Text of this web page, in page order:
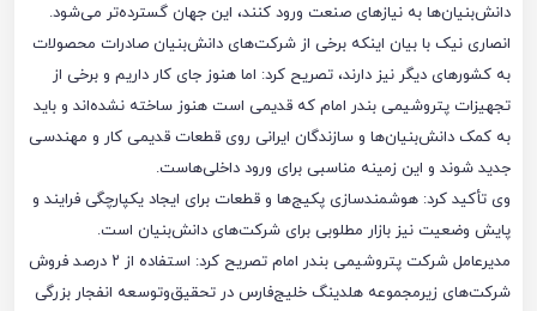
دانش‌بنیان‌ها به نیازهای صنعت ورود کنند، این جهان گسترده‌تر می‌شود.
انصاری نیک با بیان اینکه برخی از شرکت‌های دانش‌بنیان صادرات محصولات
به کشورهای دیگر نیز دارند، تصریح کرد: اما هنوز جای کار داریم و برخی از
تجهیزات پتروشیمی بندر امام که قدیمی است هنوز ساخته نشده‌اند و باید
به کمک دانش‌بنیان‌ها و سازندگان ایرانی روی قطعات قدیمی کار و مهندسی
جدید شوند و این زمینه مناسبی برای ورود داخلی‌هاست.
وی تأکید کرد: هوشمندسازی پکیج‌ها و قطعات برای ایجاد یکپارچگی فرایند و
پایش وضعیت نیز بازار مطلوبی برای شرکت‌های دانش‌بنیان است.
مدیرعامل شرکت پتروشیمی بندر امام تصریح کرد: استفاده از ۲ درصد فروش
شرکت‌های زیرمجموعه هلدینگ خلیج‌فارس در تحقیق‌وتوسعه انفجار بزرگی